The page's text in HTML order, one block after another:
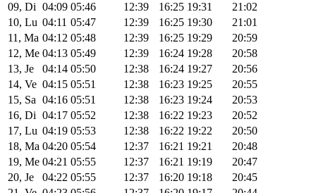
09, Di 04:09 05:46 12:39 16:25 19:31
21:02
10, Lu 04:11 05:47 12:39 16:25 19:30
21:01
11, Ma 04:12 05:48 12:39 16:25 19:29
20:59
12, Me 04:13 05:49 12:39 16:24 19:28
20:58
13, Je
04:14 05:50 12:38 16:24 19:27
20:56
14, Ve 04:15 05:51 12:38 16:23 19:25
20:55
15, Sa 04:16 05:51 12:38 16:23 19:24
20:53
16, Di 04:17 05:52 12:38 16:22 19:23
20:52
17, Lu 04:19 05:53 12:38 16:22 19:22
20:50
18, Ma 04:20 05:54 12:37 16:21 19:21
20:48
19, Me 04:21 05:55 12:37 16:21 19:19
20:47
20, Je
04:22 05:55 12:37 16:20 19:18
20:45